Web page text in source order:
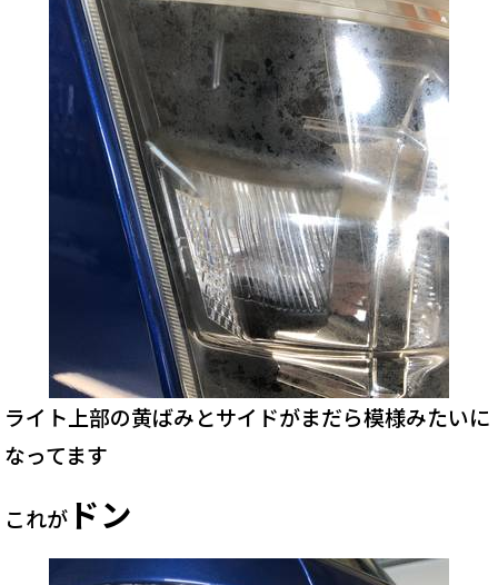
ライト上部の黄ばみとサイドがまだら模様みたいに
なってます
これが ドン